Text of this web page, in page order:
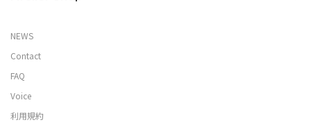
NEWS
Contact
FAQ
Voice
利用規約